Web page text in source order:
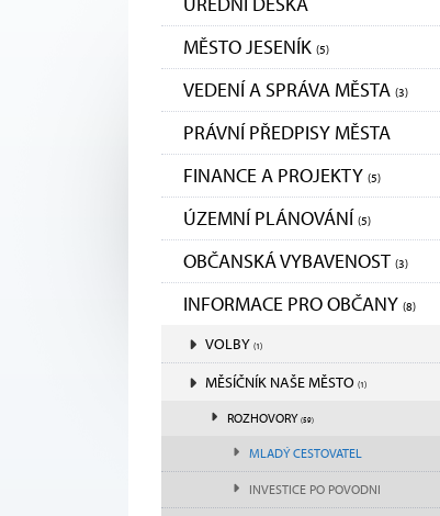
MĚSTO JESENÍK (5)
VEDENÍ A SPRÁVA MĚSTA (3)
PRÁVNÍ PŘEDPISY MĚSTA
FINANCE A PROJEKTY (5)
ÚZEMNÍ PLÁNOVÁNÍ (5)
OBČANSKÁ VYBAVENOST (3)
INFORMACE PRO OBČANY (8)
VOLBY (1)
MĚSÍČNÍK NAŠE MĚSTO (1)
ROZHOVORY (59)
MLADÝ CESTOVATEL
INVESTICE PO POVODNI